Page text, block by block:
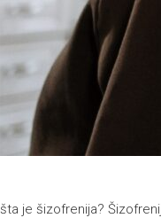
šta je šizofrenija?